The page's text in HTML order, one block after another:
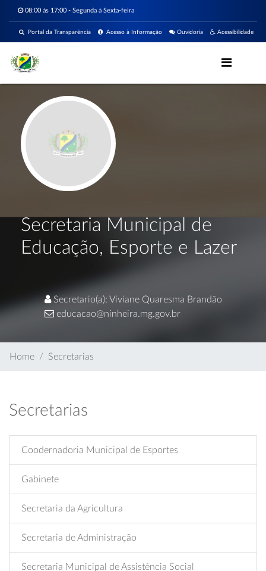
08:00 ás 17:00 - Segunda à Sexta-feira
Acessibilidade
Ouvidoria
Acesso à Informação
Portal da Transparência
Secretaria Municipal de
Educação, Esporte e Lazer
Secretario(a): Viviane Quaresma Brandão
educacao@ninheira.mg.gov.br
Home Secretarias
Secretarias
Coodernadoria Municipal de Esportes
Gabinete
Secretaria da Agricultura
Secretaria de Administração
Secretaria Municipal de Assistência Social